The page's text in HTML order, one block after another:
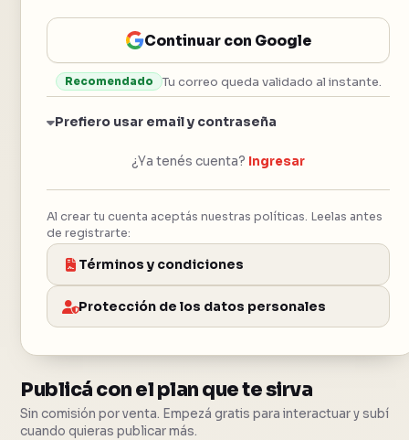
Continuar con Google
Recomendado Tu correo queda validado al instante.
Prefiero usar email y contraseña
¿Ya tenés cuenta? Ingresar
Al crear tu cuenta aceptás nuestras políticas. Leelas antes
de registrarte:
Términos y condiciones
Protección de los datos personales
Publicá con el plan que te sirva
Sin comisión por venta. Empezá gratis para interactuar y subí
cuando quieras publicar más.